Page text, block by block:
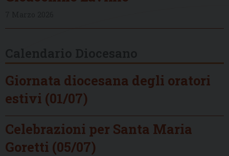
Giornata diocesana degli oratori
estivi (01/07)
Celebrazioni per Santa Maria
Goretti (05/07)